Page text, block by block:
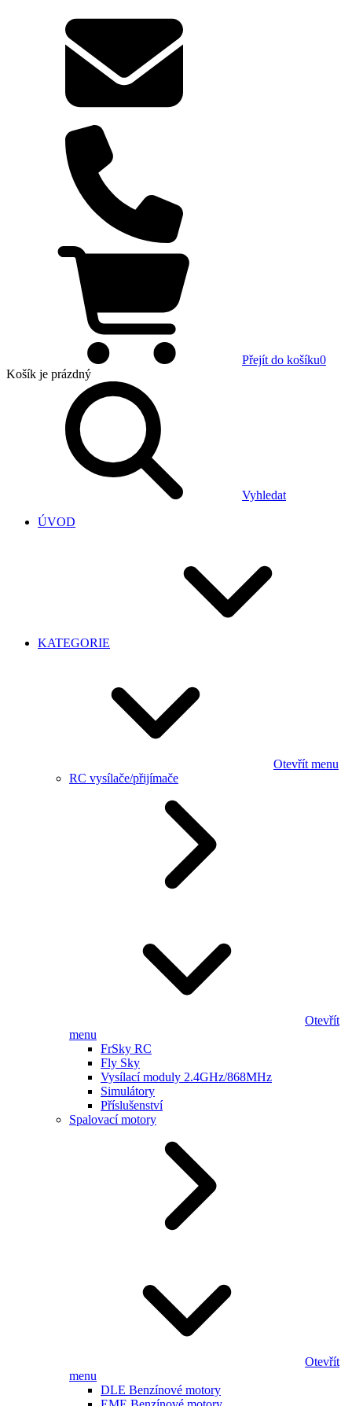
Přejít do košíku0
Košík je prázdný
Vyhledat
ÚVOD
KATEGORIE
Otevřít menu
RC vysílače/přijímače
Otevřít
menu
FrSky RC
Fly Sky
Vysílací moduly 2.4GHz/868MHz
Simulátory
Příslušenství
Spalovací motory
Otevřít
menu
DLE Benzínové motory